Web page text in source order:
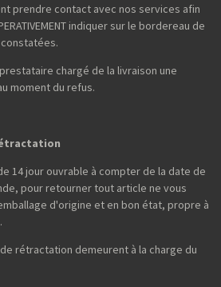
prendre contact avec nos services afin
indiquer sur le bordereau de
chargé de la livraison une
moment du refus.
14 jour ouvrable à compter de la date de
pour retourner tout article ne vous
d'origine et en bon état, propre à
rétractation demeurent à la charge du